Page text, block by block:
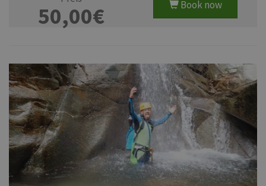
50,00€ Book now